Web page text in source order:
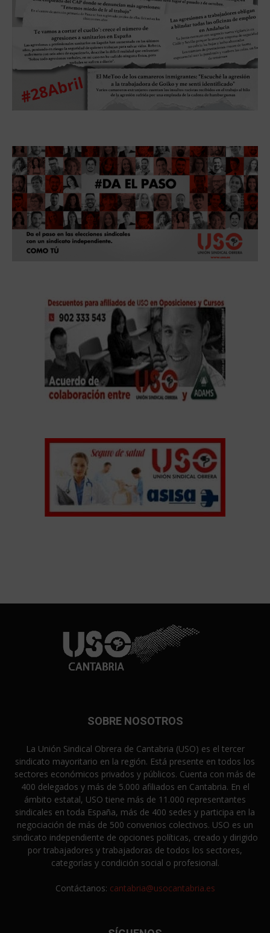
SOBRE NOSOTROS
La Unión Sindical Obrera de Cantabria (USO) es el tercer
sindicato mayoritario en la región. Está presente en todos los
sectores económicos privados y públicos. Cuenta con más de
400 delegados y más de 5.000 afiliados en Cantabria. En el
ámbito estatal, USO tiene más de 11.000 representantes
sindicales en toda España, más de 400 sedes y participa en la
negociación de más de 500 convenios colectivos. USO es un
sindicato independiente de opciones políticas, creado y dirigido
por trabajadores y trabajadoras de todos los sectores,
categorías y condición social o profesional.
Contáctanos: cantabria@usocantabria.es